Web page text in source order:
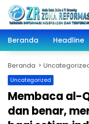
Langsung
konten
Beranda
Headline
Beranda
Uncategorized
Membaca al-
dan benar,